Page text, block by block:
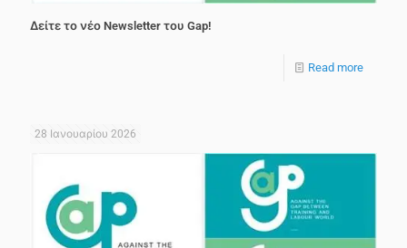
Δείτε το νέο Newsletter του Gap!
Read more
28 Ιανουαρίου 2026